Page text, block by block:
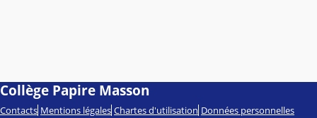
Collège Papire Masson
Contacts Mentions légales Chartes d'utilisation Données personnelles